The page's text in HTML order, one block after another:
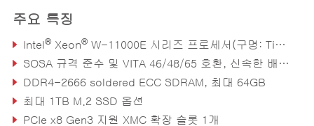
주요 특징
Intel®Xeon®W-11000E 시리즈 프로세서(구명: Tiger Lake-H), 최대 8코어, 45W TDP
SOSA 규격 준수 및 VITA 46/48/65 호환, 신속한 배치 지원
DDR4-2666 soldered ECC SDRAM, 최대 64GB
최대 1TB M.2 SSD 옵션
PCIe x8 Gen3 지원 XMC 확장 슬롯 1개